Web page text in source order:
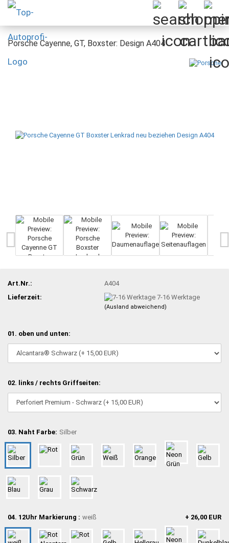
Porsche Cayenne, GT, Boxster: Design A404
Art.Nr.:
A404
Lieferzeit:
7-16 Werktage
(Ausland abweichend)
01. oben und unten:
02. links / rechts Griffseiten:
03. Naht Farbe: Silber
04. 12Uhr Markierung : weiß + 26,00 EUR